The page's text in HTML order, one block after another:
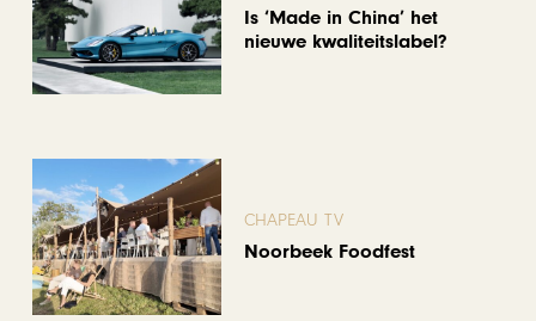
Is ‘Made in China’ het
nieuwe kwaliteitslabel?
CHAPEAU TV
Noorbeek Foodfest